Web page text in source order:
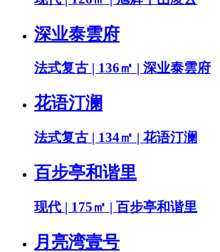
深业泰雲府
法式复古 | 136㎡ | 深业泰雲府
花语汀澜
法式复古 | 134㎡ | 花语汀澜
百步亭和谐里
现代 | 175㎡ | 百步亭和谐里
月亮湾壹号